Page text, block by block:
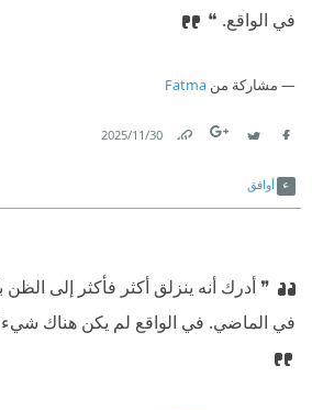
في الواقع. ❝
مشاركة من Fatma
30‏/11‏/2025
أوافق
❞ أدرك أنه ينزلق أكثر فأكثر إلى
في الماضي. في الواقع لم يكن هناك